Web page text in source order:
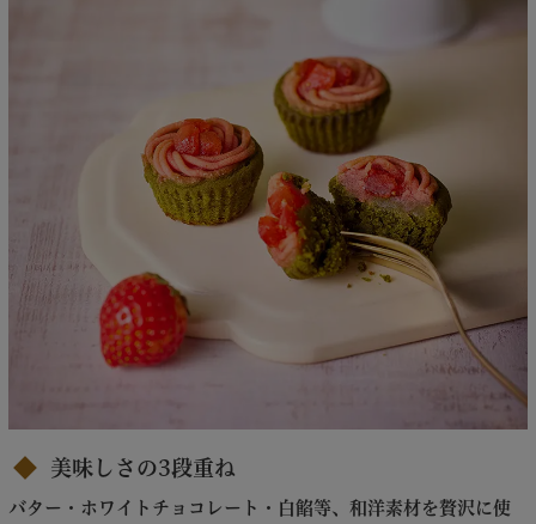
美味しさの3段重ね
バター・ホワイトチョコレート・白餡等、和洋素材を贅沢に使